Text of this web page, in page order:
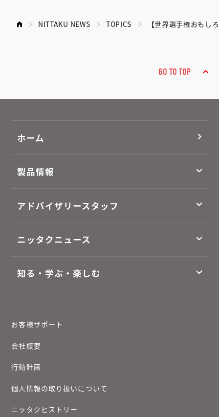
NITTAKU NEWS TOPICS 【世界選手権おも
GO TO TOP
ホーム
製品情報
アドバイザリースタッフ
ニッタクニュース
知る・学ぶ・楽しむ
お客様サポート
会社概要
行動計画
個人情報の取り扱いについて
ニッタクヒストリー